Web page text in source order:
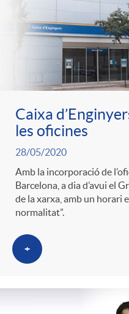
S
a
l
a
d
ó
e
r
c
a
t
e
n
d
o
A
n
c
a
d
o
r
d
Caixa
les oficines
28/05/2020
Amb la incorporació de
Barcelona, a dia d’avui el
de la xarxa, amb un horari
normalitat”.
+